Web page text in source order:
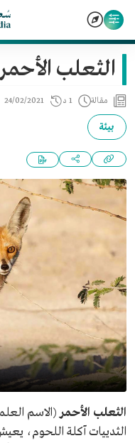
الثعلب الأحمر
مقالة 1 د 24/02/2021
بيئة
الثعلب الأحمر
الثدييات آكلة اللحوم،